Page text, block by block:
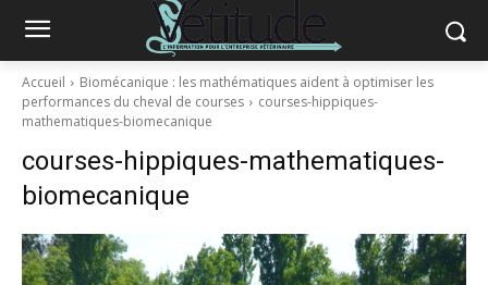
Accueil
Biomécanique : les mathématiques aident à optimiser les
performances du cheval de courses
courses-hippiques-
mathematiques-biomecanique
courses-hippiques-mathematiques-
biomecanique